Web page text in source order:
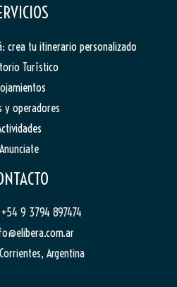
crea tu itinerario personalizado
Turístico
y operadores
Anunciate
+54 9 3794 897474
Corrientes, Argentina